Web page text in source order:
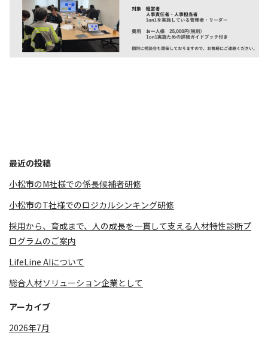
最近の投稿
小松市のM社様での係長候補者研修
小松市のT社様でのロジカルシンキング研修
採用から、育成まで、人の成長を一貫して支える人材特性診断プ
ログラムのご案内
LifeLine AIについて
総合人材ソリューション企業として
アーカイブ
2026年7月